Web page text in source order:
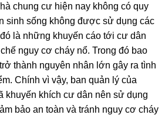
chung cư hiện nay không có quy
sinh sống không được sử dụng các
là những khuyến cáo tới cư dân
nguy cơ cháy nổ. Trong đó bao
thành nguyên nhân lớn gây ra tình
Chính vì vậy, ban quản lý của
khuyến khích cư dân nên sử dụng
bảo an toàn và tránh nguy cơ cháy